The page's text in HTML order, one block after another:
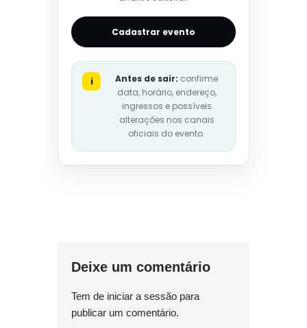
Cadastrar evento
i Antes de sair: confirme
data, horário, endereço,
ingressos e possíveis
alterações nos canais
oficiais do evento.
Deixe um comentário
Tem de iniciar a sessão para
publicar um comentário.